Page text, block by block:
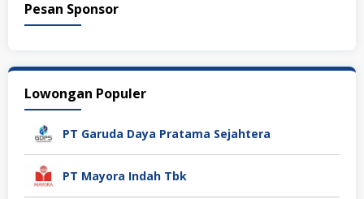
Pesan Sponsor
Lowongan Populer
PT Garuda Daya Pratama Sejahtera
PT Mayora Indah Tbk